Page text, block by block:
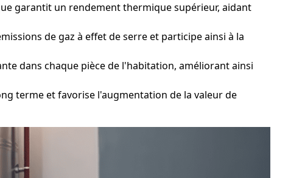
garantit un rendement thermique supérieur, aidant
de gaz à effet de serre et participe ainsi à la
dans chaque pièce de l'habitation, améliorant ainsi
terme et favorise l'augmentation de la valeur de